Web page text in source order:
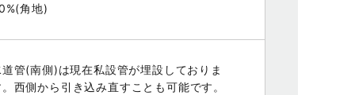
角地)
管(南側)は現在私設管が埋設しておりま
西側から引き込み直すことも可能です。